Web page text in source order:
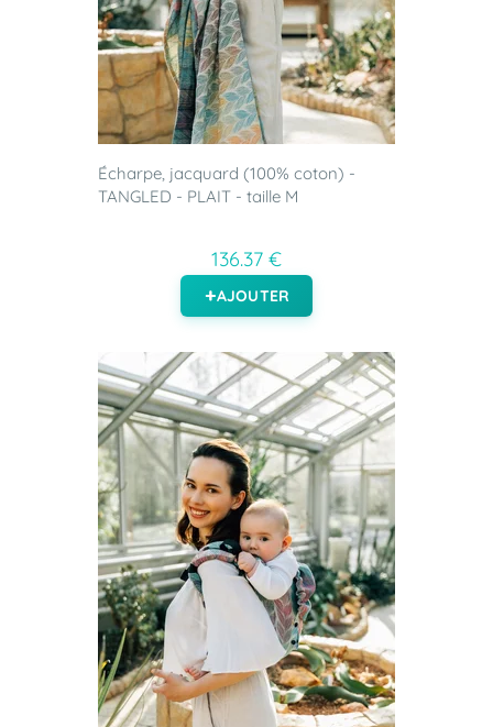
Écharpe, jacquard (100% coton) -
TANGLED - PLAIT - taille M
136.37 €
AJOUTER